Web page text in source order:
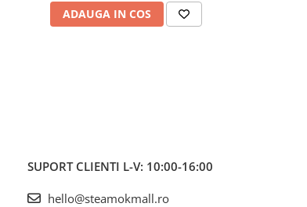
ADAUGA IN COS
SUPORT CLIENTI L-V: 10:00-16:00
hello@steamokmall.ro